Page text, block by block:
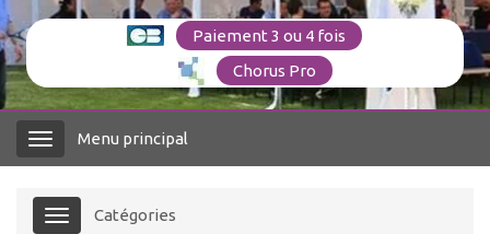
Paiement 3 ou 4 fois
Chorus Pro
Menu Menu principal
Menu Catégories